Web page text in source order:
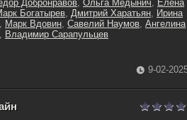
Добронравов, Ольга Медынич, Елена
Богатырев, Дмитрий Харатьян, Ирина
, Марк Вдовин, Савелий Наумов, Ангелина
, Владимир Сарапульцев
9-02-